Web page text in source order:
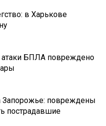
в Харькове
атаки БПЛА повреждено
Запорожье: повреждены
пострадавшие